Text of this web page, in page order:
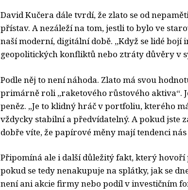
David Kučera dále tvrdí, že zlato se od
přístav. A nezáleží na tom, jestli to bylo ve
naší moderní, digitální době. „Když se lidé bojí
geopolitických konfliktů nebo ztráty důvěry v
Podle něj to není náhoda. Zlato má svou
primárně roli „raketového růstového aktiva“.
peněz. „Je to klidný hráč v portfoliu, kterého
vždycky stabilní a předvídatelný. A pokud jste
dobře víte, že papírové měny mají tendenci
Připomíná ale i další důležitý fakt, který
pokud se tedy nenakupuje na splátky, jak se
není ani akcie firmy nebo podíl v investičním